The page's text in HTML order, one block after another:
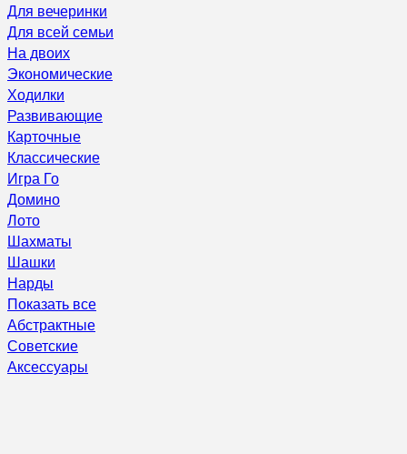
Для вечеринки
Для всей семьи
На двоих
Экономические
Ходилки
Развивающие
Карточные
Классические
Игра Го
Домино
Лото
Шахматы
Шашки
Нарды
Показать все
Абстрактные
Советские
Аксессуары